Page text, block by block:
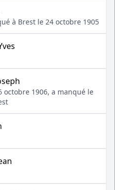
à Brest le 24 octobre 1905
1906, a manqué le